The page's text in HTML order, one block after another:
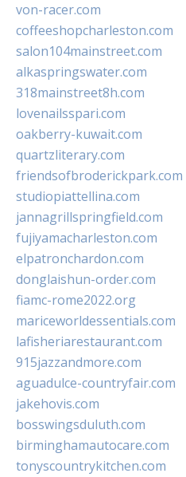
von-racer.com
coffeeshopcharleston.com
salon104mainstreet.com
alkaspringswater.com
318mainstreet8h.com
lovenailsspari.com
oakberry-kuwait.com
quartzliterary.com
friendsofbroderickpark.com
studiopiattellina.com
jannagrillspringfield.com
fujiyamacharleston.com
elpatronchardon.com
donglaishun-order.com
fiamc-rome2022.org
mariceworldessentials.com
lafisheriarestaurant.com
915jazzandmore.com
aguadulce-countryfair.com
jakehovis.com
bosswingsduluth.com
birminghamautocare.com
tonyscountrykitchen.com